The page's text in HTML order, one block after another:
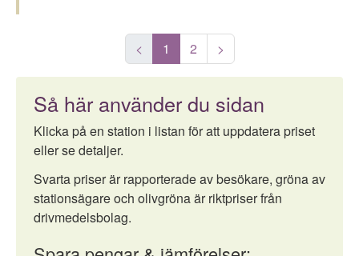
< 1 2 >
Så här använder du sidan
Klicka på en station i listan för att uppdatera priset
eller se detaljer.
Svarta priser är rapporterade av besökare, gröna av
stationsägare och olivgröna är riktpriser från
drivmedelsbolag.